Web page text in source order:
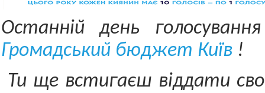
Останній день
Громадський бюджет Київ !
Ти ще встигаєш віддати